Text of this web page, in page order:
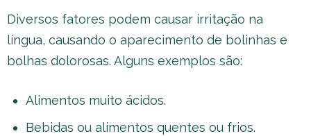
Diversos fatores podem causar irritação na
língua, causando o aparecimento de bolinhas e
bolhas dolorosas. Alguns exemplos são:
Alimentos muito ácidos.
Bebidas ou alimentos quentes ou frios.